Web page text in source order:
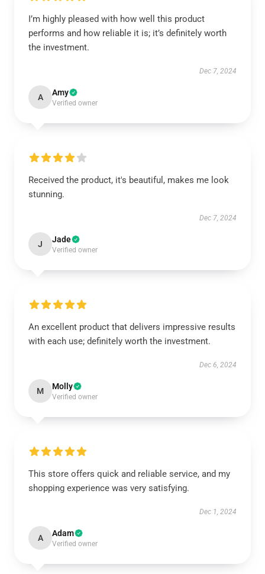
I’m highly pleased with how well this product
performs and how reliable it is; it’s definitely worth
the investment.
Dec 7, 2024
A Amy
Verified owner
Received the product, it's beautiful, makes me look
stunning.
Dec 7, 2024
J Jade
Verified owner
An excellent product that delivers impressive results
with each use; definitely worth the investment.
Dec 6, 2024
M Molly
Verified owner
This store offers quick and reliable service, and my
shopping experience was very satisfying.
Dec 1, 2024
A Adam
Verified owner